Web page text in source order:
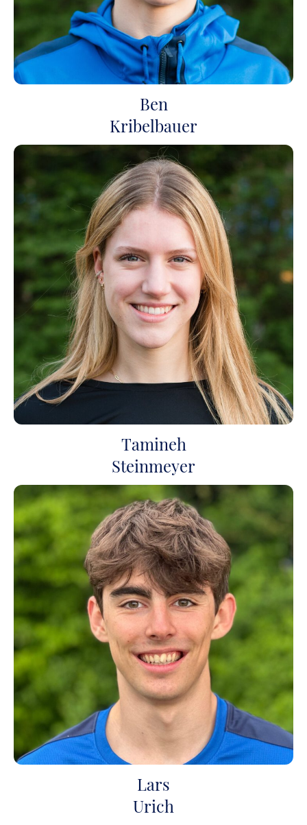
Ben
Kribelbauer
Tamineh
Steinmeyer
Lars
Urich